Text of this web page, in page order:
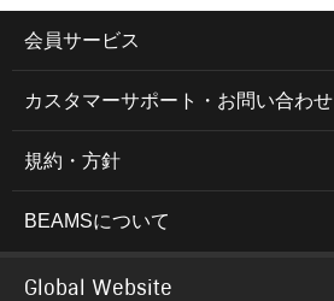
会員サービス
カスタマーサポート・お問い合わせ
規約・方針
BEAMSについて
Global Website